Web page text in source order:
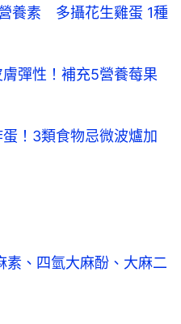
養素 多攝花生雞蛋 1種
彈性！補充5營養莓果
！3類食物忌微波爐加
素、四氫大麻酚、大麻二